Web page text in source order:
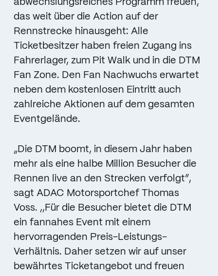
abwechslungsreiches Programm freuen,
das weit über die Action auf der
Rennstrecke hinausgeht: Alle
Ticketbesitzer haben freien Zugang ins
Fahrerlager, zum Pit Walk und in die DTM
Fan Zone. Den Fan­ Nachwuchs erwartet
neben dem kostenlosen Eintritt auch
zahlreiche Aktionen auf dem gesamten
Eventgelände.
„Die DTM boomt, in diesem Jahr haben
mehr als eine halbe Million Besucher die
Rennen live an den Strecken verfolgt”,
sagt ADAC Motorsportchef Thomas
Voss. ,,Für die Besucher bietet die DTM
ein fannahes Event mit einem
hervorragenden Preis-Leistungs-
Verhältnis. Daher setzen wir auf unser
bewährtes Ticketangebot und freuen